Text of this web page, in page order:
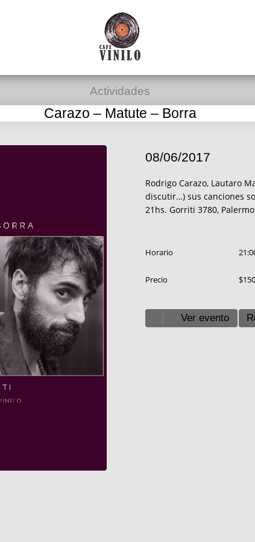
Actividades
Carazo – Matute – Borra
08/06/2017
Rodrigo Carazo, Lautaro
discutir…) sus canciones
21hs. Gorriti 3780,
Horario
Precio $150
Ver evento